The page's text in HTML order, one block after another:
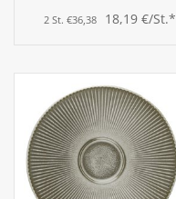
2 St. €36,38 18,19 €/St.*